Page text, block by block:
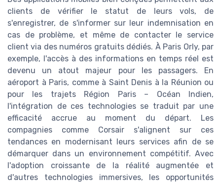
clients de vérifier le statut de leurs vols, de
s'enregistrer, de s'informer sur leur indemnisation en
cas de problème, et même de contacter le service
client via des numéros gratuits dédiés. À Paris Orly, par
exemple, l'accès à des informations en temps réel est
devenu un atout majeur pour les passagers. En
aéroport à Paris, comme à Saint Denis à la Réunion ou
pour les trajets Région Paris – Océan Indien,
l'intégration de ces technologies se traduit par une
efficacité accrue au moment du départ. Les
compagnies comme Corsair s'alignent sur ces
tendances en modernisant leurs services afin de se
démarquer dans un environnement compétitif. Avec
l'adoption croissante de la réalité augmentée et
d'autres technologies immersives, les opportunités